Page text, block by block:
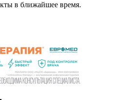
в ближайшее время.